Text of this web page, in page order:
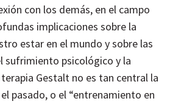
con los demás, en el campo
implicaciones sobre la
estar en el mundo y sobre las
sufrimiento psicológico y la
Gestalt no es tan central la
pasado, o el “entrenamiento en